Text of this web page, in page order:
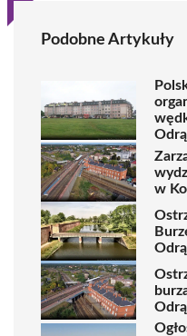
Podobne Artykuły
Odrą
w
Odrą
Odrą